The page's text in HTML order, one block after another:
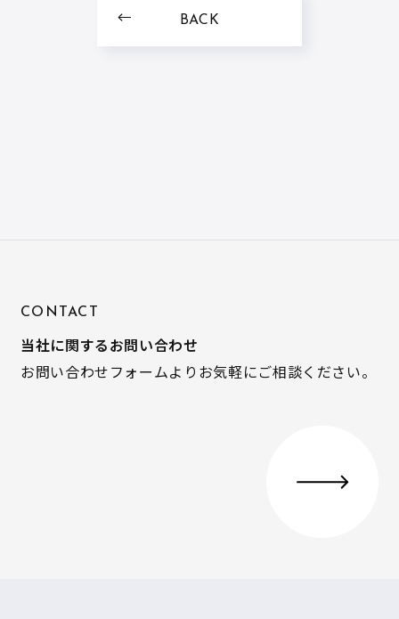
BACK
CONTACT
当社に関するお問い合わせ
お問い合わせフォームよりお気軽にご相談ください。